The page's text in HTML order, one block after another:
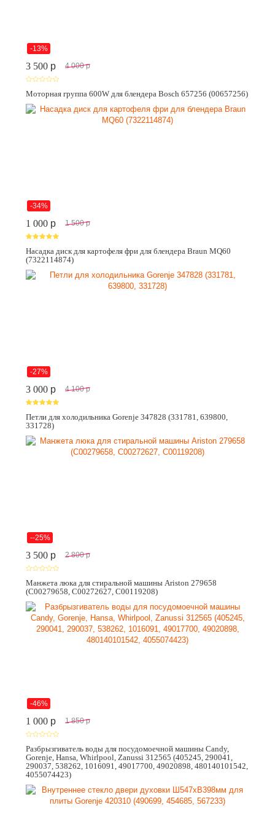
-13%
3 500 p 4 000 p
Моторная группа 600W для блендера Bosch 657256 (00657256)
-34%
1 000 p 1 500 p
Насадка диск для картофеля фри для блендера Braun MQ60
(7322114874)
-27%
3 000 p 4 100 p
Петли для холодильника Gorenje 347828 (331781, 639800,
331728)
--25%
3 500 p 2 800 p
Манжета люка для стиральной машины Ariston 279658
(C00279658, C00272627, C00119208)
-46%
1 000 p 1 850 p
Разбрызгиватель воды для посудомоечной машины Candy,
Gorenje, Hansa, Whirlpool, Zanussi 312565 (405245, 290041,
290037, 538262, 1016091, 49017700, 49020898, 480140101542,
4055074423)